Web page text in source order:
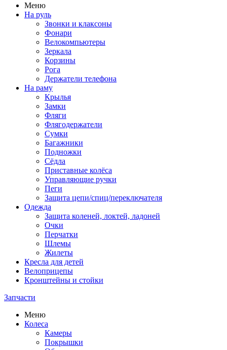
Меню
На руль
Звонки и клаксоны
Фонари
Велокомпьютеры
Зеркала
Корзины
Рога
Держатели телефона
На раму
Крылья
Замки
Фляги
Флягодержатели
Сумки
Багажники
Подножки
Сёдла
Приставные колёса
Управляющие ручки
Пеги
Защита цепи/спиц/переключателя
Одежда
Защита коленей, локтей, ладоней
Очки
Перчатки
Шлемы
Жилеты
Кресла для детей
Велоприцепы
Кронштейны и стойки
Запчасти
Меню
Колеса
Камеры
Покрышки